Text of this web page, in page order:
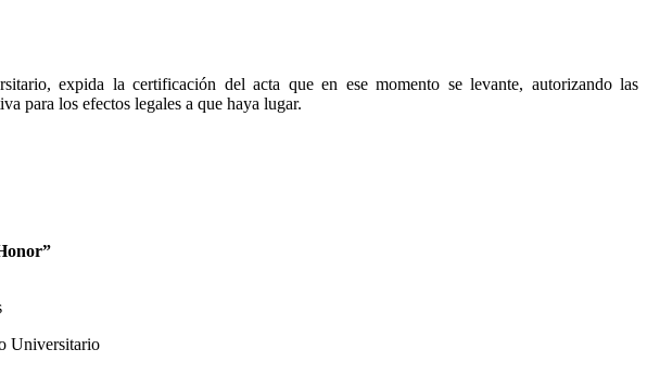
expida la certificación del acta que en ese momento se levante, autorizando las
para los efectos legales a que haya lugar.
Universitario